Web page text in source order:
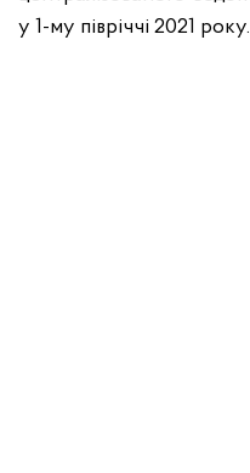
у 1-му півріччі 2021 року.